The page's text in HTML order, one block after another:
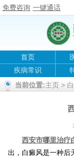
免费咨询 一键通话
首页
疾病常识
当前位置:主页 >
西安市哪里治疗
出，白癜风是一种后